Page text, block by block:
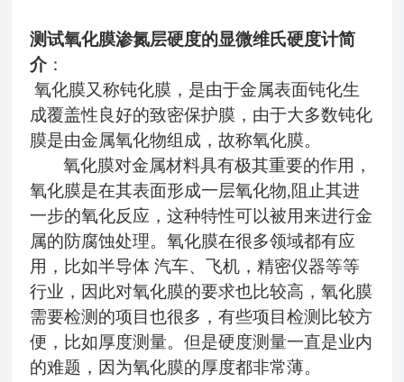
测试氧化膜渗氮层硬度的显微维氏硬度计简
介：
氧化膜又称钝化膜，是由于金属表面钝化生
成覆盖性良好的致密保护膜，由于大多数钝化
膜是由金属氧化物组成，故称氧化膜。
氧化膜对金属材料具有极其重要的作用，
氧化膜是在其表面形成一层氧化物,阻止其进
一步的氧化反应，这种特性可以被用来进行金
属的防腐蚀处理。氧化膜在很多领域都有应
用，比如半导体 汽车、飞机，精密仪器等等
行业，因此对氧化膜的要求也比较高，氧化膜
需要检测的项目也很多，有些项目检测比较方
便，比如厚度测量。但是硬度测量一直是业内
的难题，因为氧化膜的厚度都非常薄。